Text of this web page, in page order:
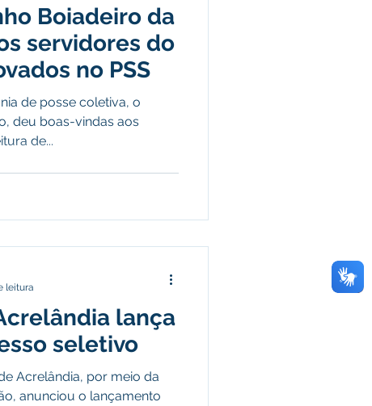
Campanhas
Boiadeiro da
servidores do
no PSS
de posse coletiva, o
deu boas-vindas aos
de...
lança
seletivo
Acrelândia, por meio da
anunciou o lançamento
leitura